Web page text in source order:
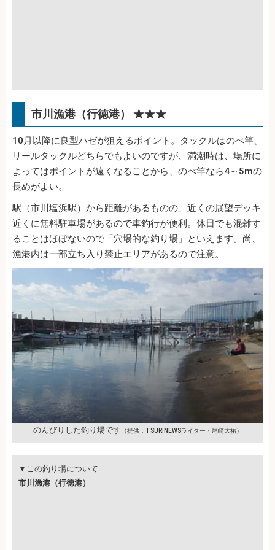
市川漁港（行徳港） ★★★
10月以降に良型ハゼが狙えるポイント。タックルはのべ竿、
リールタックルどちらでもよいのですが、満潮時は、場所に
よってはポイントが遠くなることから、のべ竿なら4～5mの
長めがよい。
駅（市川塩浜駅）から距離があるものの、近くの展望デッキ
近くに無料駐車場があるので車釣行が便利。休日でも混雑す
ることはほぼないので「穴場的な釣り場」といえます。尚、
漁港内は一部立ち入り禁止エリアがあるので注意。
のんびりした釣り場です （提供：TSURINEWSライター・尾崎大祐）
▼この釣り場について
市川漁港（行徳港）